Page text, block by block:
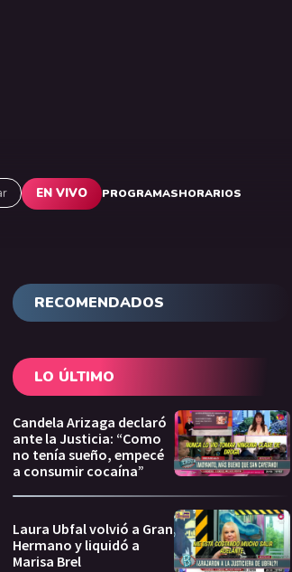
EN VIVO PROGRAMASHORARIOS
RECOMENDADOS
LO ÚLTIMO
Candela Arizaga declaró
ante la Justicia: “Como
no tenía sueño, empecé
a consumir cocaína”
Laura Ubfal volvió a Gran
Hermano y liquidó a
Marisa Brel